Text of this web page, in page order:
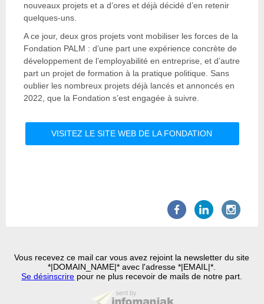
nouveaux projets et a d’ores et déjà décidé d’en retenir
quelques-uns.
A ce jour, deux gros projets vont mobiliser les forces de la
Fondation PALM : d’une part une expérience concrète de
développement de l’employabilité en entreprise, et d’autre
part un projet de formation à la pratique politique. Sans
oublier les nombreux projets déjà lancés et annoncés en
2022, que la Fondation s’est engagée à suivre.
VISITEZ LE SITE WEB DE LA FONDATION
Vous recevez ce mail car vous avez rejoint la newsletter du site
*|DOMAIN_NAME|* avec l'adresse *|EMAIL|*.
Se désinscrire pour ne plus recevoir de mails de notre part.